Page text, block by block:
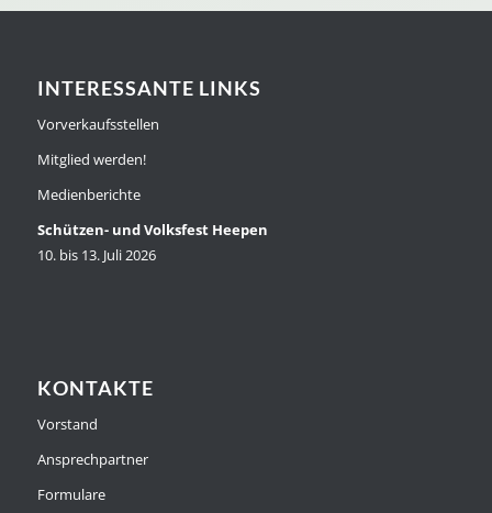
INTERESSANTE LINKS
Vorverkaufsstellen
Mitglied werden!
Medienberichte
Schützen- und Volksfest Heepen
10. bis 13. Juli 2026
KONTAKTE
Vorstand
Ansprechpartner
Formulare